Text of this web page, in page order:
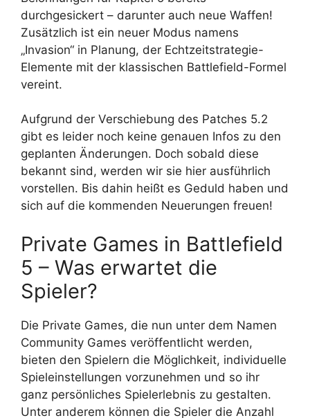
durchgesickert – darunter auch neue Waffen!
Zusätzlich ist ein neuer Modus namens
„Invasion“ in Planung, der Echtzeitstrategie-
Elemente mit der klassischen Battlefield-Formel
vereint.
Aufgrund der Verschiebung des Patches 5.2
gibt es leider noch keine genauen Infos zu den
geplanten Änderungen. Doch sobald diese
bekannt sind, werden wir sie hier ausführlich
vorstellen. Bis dahin heißt es Geduld haben und
sich auf die kommenden Neuerungen freuen!
Private Games in Battlefield
5 – Was erwartet die
Spieler?
Die Private Games, die nun unter dem Namen
Community Games veröffentlicht werden,
bieten den Spielern die Möglichkeit, individuelle
Spieleinstellungen vorzunehmen und so ihr
ganz persönliches Spielerlebnis zu gestalten.
Unter anderem können die Spieler die Anzahl